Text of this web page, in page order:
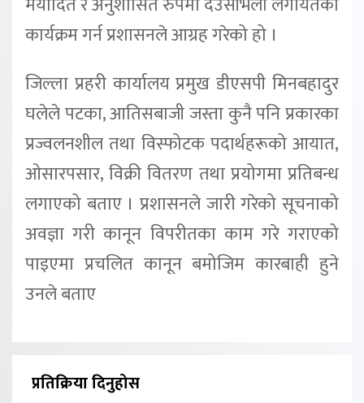
कार्यक्रम गर्न प्रशासनले आग्रह गरेको हो ।
जिल्ला प्रहरी कार्यालय प्रमुख डीएसपी मिनबहादुर
घलेले पटका, आतिसबाजी जस्ता कुनै पनि प्रकारका
प्रज्वलनशील तथा विस्फोटक पदार्थहरूको आयात,
ओसारपसार, विक्री वितरण तथा प्रयोगमा प्रतिबन्ध
लगाएको बताए । प्रशासनले जारी गरेको सूचनाको
अवज्ञा गरी कानून विपरीतका काम गरे गराएको
पाइएमा प्रचलित कानून बमोजिम कारबाही हुने
उनले बताए
प्रतिक्रिया दिनुहोस